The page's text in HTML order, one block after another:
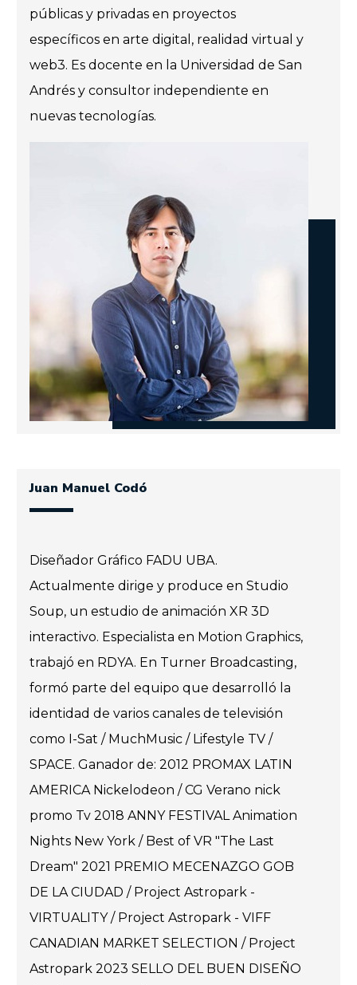
públicas y privadas en proyectos
específicos en arte digital, realidad virtual y
web3. Es docente en la Universidad de San
Andrés y consultor independiente en
nuevas tecnologías.
Juan Manuel Codó
Diseñador Gráfico FADU UBA.
Actualmente dirige y produce en Studio
Soup, un estudio de animación XR 3D
interactivo. Especialista en Motion Graphics,
trabajó en RDYA. En Turner Broadcasting,
formó parte del equipo que desarrolló la
identidad de varios canales de televisión
como I-Sat / MuchMusic / Lifestyle TV /
SPACE. Ganador de: 2012 PROMAX LATIN
AMERICA Nickelodeon / CG Verano nick
promo Tv 2018 ANNY FESTIVAL Animation
Nights New York / Best of VR "The Last
Dream" 2021 PREMIO MECENAZGO GOB
DE LA CIUDAD / Project Astropark -
VIRTUALITY / Project Astropark - VIFF
CANADIAN MARKET SELECTION / Project
Astropark 2023 SELLO DEL BUEN DISEÑO